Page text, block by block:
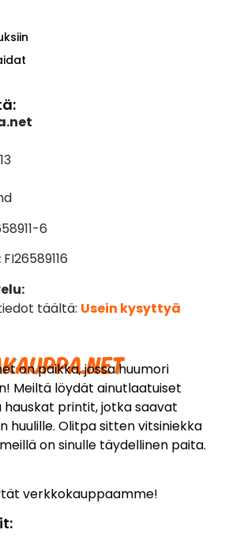
on paikka, jossa huumori
Meiltä löydät ainutlaatuiset
printit, jotka saavat
huulille. Olitpa sitten vitsiniekka
on sinulle täydellinen paita.
verkkokauppaamme!
6
FI26589116
täältä: Usein kysyttyä